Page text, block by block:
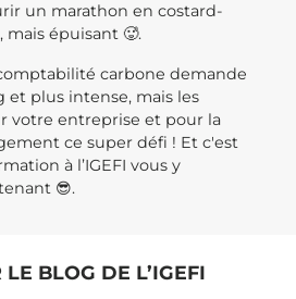
un marathon en costard-
mais épuisant 🥵.
carbone demande
et plus intense, mais les
votre entreprise et pour la
ce super défi ! Et c'est
à l’IGEFI vous y
😎.
BLOG DE L’IGEFI